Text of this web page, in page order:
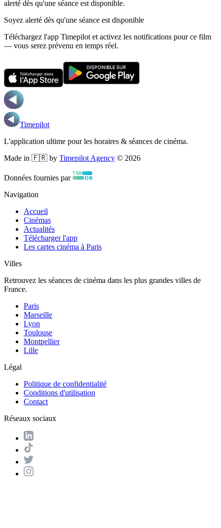
alerté dès qu'une séance est disponible.
Soyez alerté dès qu'une séance est disponible
Téléchargez l'app Timepilot et activez les notifications pour ce film
— vous serez prévenu en temps réel.
Timepilot
L'application ultime pour les horaires & séances de cinéma.
Made in 🇫🇷 by Timepilot Agency © 2026
Données fournies par
Navigation
Accueil
Cinémas
Actualités
Télécharger l'app
Les cartes cinéma à Paris
Villes
Retrouvez les séances de cinéma dans les plus grandes villes de
France.
Paris
Marseille
Lyon
Toulouse
Montpellier
Lille
Légal
Politique de confidentialité
Conditions d'utilisation
Contact
Réseaux sociaux